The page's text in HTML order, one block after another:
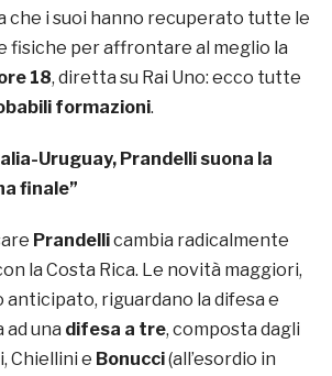
che i suoi hanno recuperato tutte le
fisiche per affrontare al meglio la
18, diretta su Rai Uno: ecco tutte
formazioni.
Uruguay, Prandelli suona la
finale”
Prandellicambia radicalmente
la Costa Rica. Le novità maggiori,
anticipato, riguardano la difesa e
ad una difesa a tre, composta dagli
Chiellini e Bonucci(all’esordio in